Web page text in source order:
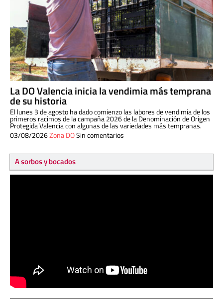
La DO Valencia inicia la vendimia más temprana
de su historia
El lunes 3 de agosto ha dado comienzo las labores de vendimia de los
primeros racimos de la campaña 2026 de la Denominación de Origen
Protegida Valencia con algunas de las variedades más tempranas.
03/08/2026Zona DOSin comentarios
A sorbos y bocados